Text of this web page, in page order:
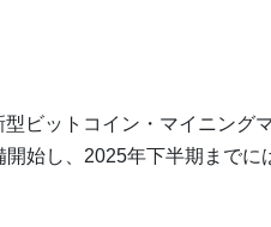
ビットコイン・マイニング
始し、2025年下半期までに